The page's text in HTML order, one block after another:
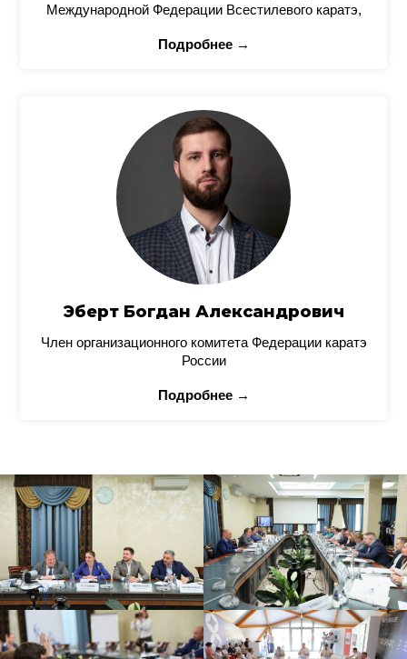
Международной Федерации Всестилевого каратэ,
Подробнее →
Эберт Богдан Александрович
Член организационного комитета Федерации каратэ
России
Подробнее →